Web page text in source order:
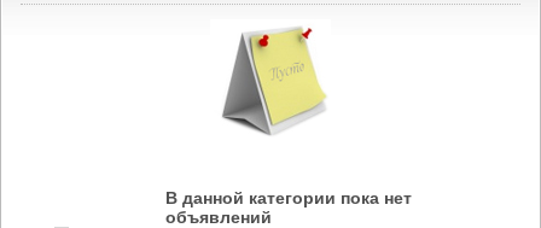
В данной категории пока нет
объявлений